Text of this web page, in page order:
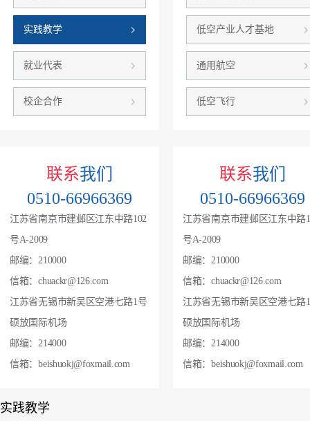
实践教学
就业代表
校企合作
联系我们
0510-66966369
江苏省南京市建邺区江东中路102
号A-2009
邮编：210000
信箱：chuackr@126.com
江苏省无锡市新吴区空港七路1号
硕放国际机场
邮编：214000
信箱：beishuokj@foxmail.com
低空产业人才基地
通用航空
低空飞行
联系我们
0510-66966369
江苏省南京市建邺区江东中路
号A-2009
邮编：210000
信箱：chuackr@126.com
江苏省无锡市新吴区空港七路
硕放国际机场
邮编：214000
信箱：beishuokj@foxmail.com
实践教学